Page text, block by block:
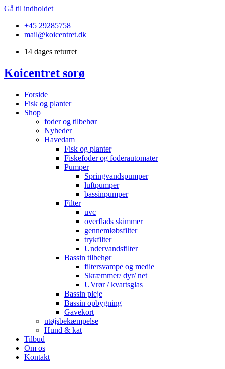
Gå til indholdet
+45 29285758
mail@koicentret.dk
14 dages returret
Koicentret sorø
Forside
Fisk og planter
Shop
foder og tilbehør
Nyheder
Havedam
Fisk og planter
Fiskefoder og foderautomater
Pumper
Springvandspumper
luftpumper
bassinpumper
Filter
uvc
overflads skimmer
gennemløbsfilter
trykfilter
Undervandsfilter
Bassin tilbehør
filtersvampe og medie
Skræmmer/ dyr/ net
UVrør / kvartsglas
Bassin pleje
Bassin opbygning
Gavekort
utøjsbekæmpelse
Hund & kat
Tilbud
Om os
Kontakt